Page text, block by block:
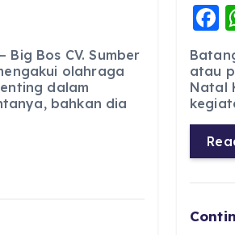
Big Bos CV. Sumber
olahraga
dalam
bahkan dia
F
c
e
b
o
atau
Natal